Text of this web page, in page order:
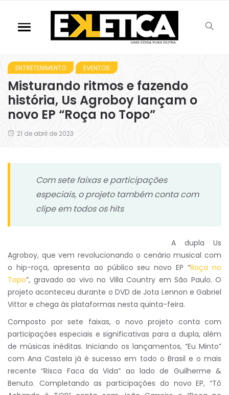
ENTRETENIMENTO EVENTOS
Misturando ritmos e fazendo
história, Us Agroboy lançam o
novo EP “Roça no Topo”
21 de abril de 2023
Com sete faixas e participações
especiais, o projeto também conta com
clipe em todos os hits
A dupla Us
Agroboy, que vem revolucionando o cenário musical com
o hip-roça, apresenta ao público seu novo EP “Roça no
Topo”, gravado ao vivo no Villa Country em São Paulo. O
projeto aconteceu durante o DVD de Jota Lennon e Gabriel
Vittor e chega às plataformas nesta quinta-feira.
Composto por sete faixas, o novo projeto conta com
participações especiais e significativas para a dupla, além
de músicas inéditas. Iniciando os lançamentos, “Eu Minto”
com Ana Castela já é sucesso em todo o Brasil e o mais
recente “Risca Faca da Vida” ao lado de Guilherme &
Benuto. Completando as participações do novo EP, “Tô